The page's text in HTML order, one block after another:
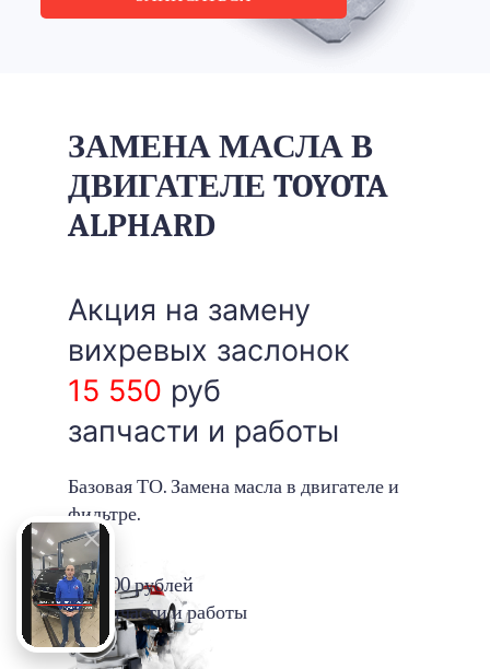
ЗАМЕНА МАСЛА В
ДВИГАТЕЛЕ TOYOTA
ALPHARD
Акция на замену
вихревых заслонок
15 550 руб
запчасти и работы
Базовая ТО. Замена масла в двигателе и
фильтре.
1500 рублей
запчасти и работы